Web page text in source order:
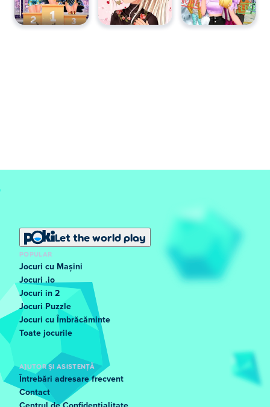
Let the world play
POPULAR
Jocuri cu Mașini
Jocuri .io
Jocuri in 2
Jocuri Puzzle
Jocuri cu Îmbrăcăminte
Toate jocurile
AJUTOR ȘI ASISTENȚĂ
Întrebări adresare frecvent
Contact